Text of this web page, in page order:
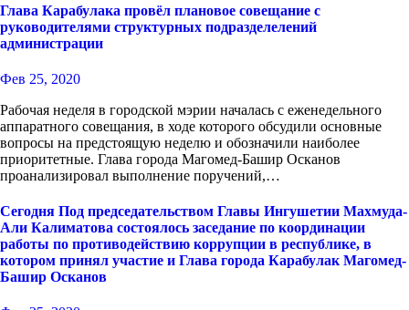
Глава Карабулака провёл плановое совещание с
руководителями структурных подразделелений
администрации
Фев 25, 2020
Рабочая неделя в городской мэрии началась с еженедельного
аппаратного совещания, в ходе которого обсудили основные
вопросы на предстоящую неделю и обозначили наиболее
приоритетные. Глава города Магомед-Башир Осканов
проанализировал выполнение поручений,…
Сегодня Под председательством Главы Ингушетии Махмуда-
Али Калиматова состоялось заседание по координации
работы по противодействию коррупции в республике, в
котором принял участие и Глава города Карабулак Магомед-
Башир Осканов